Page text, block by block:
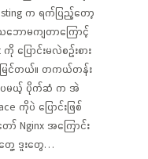
က ရက်ပြည့်တော့
ောမကျတာကြောင့်
ပြောင်းမလဲစဉ်းစား
းမြင်တယ်။ တကယ်တန်း
သို့ပေမယ့် ပိုက်ဆံ က အဲ
ကိုပဲ ပြောင်းဖြစ်
Nginx အကြောင်း
တွေ့ ဒူးတွေ…